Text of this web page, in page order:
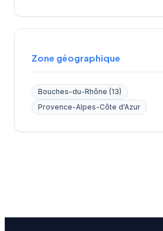
Zone géographique
Bouches-du-Rhône (13)
Provence-Alpes-Côte d'Azur